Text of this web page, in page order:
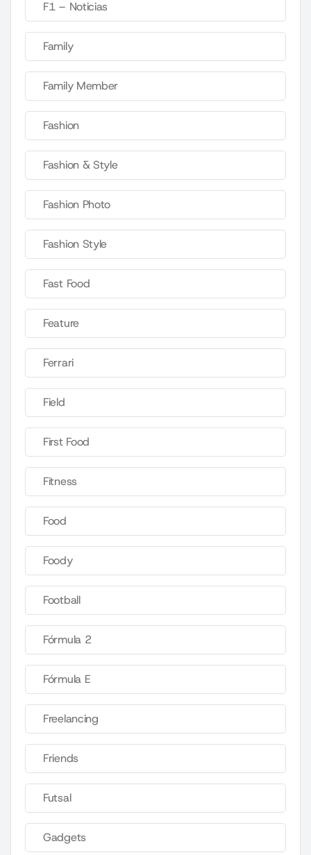
F1 – Noticias
Family
Family Member
Fashion
Fashion & Style
Fashion Photo
Fashion Style
Fast Food
Feature
Ferrari
Field
First Food
Fitness
Food
Foody
Football
Fórmula 2
Fórmula E
Freelancing
Friends
Futsal
Gadgets